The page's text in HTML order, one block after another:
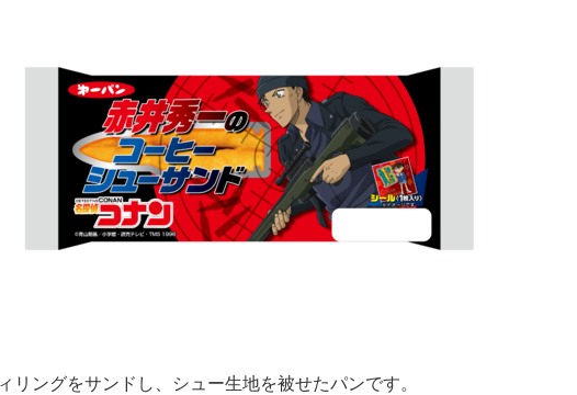
リングをサンドし、シュー生地を被せたパンです。